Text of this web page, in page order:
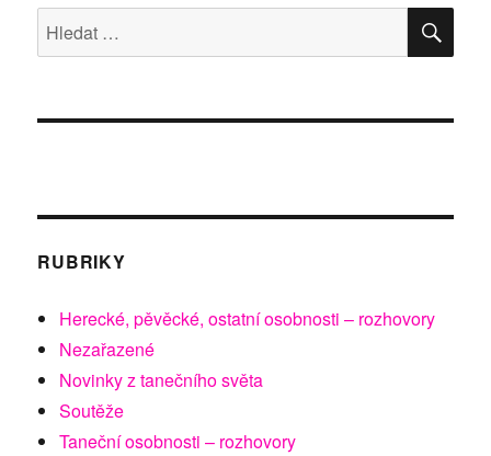
Hledat:
RUBRIKY
Herecké, pěvěcké, ostatní osobnosti – rozhovory
Nezařazené
Novinky z tanečního světa
Soutěže
Taneční osobnosti – rozhovory